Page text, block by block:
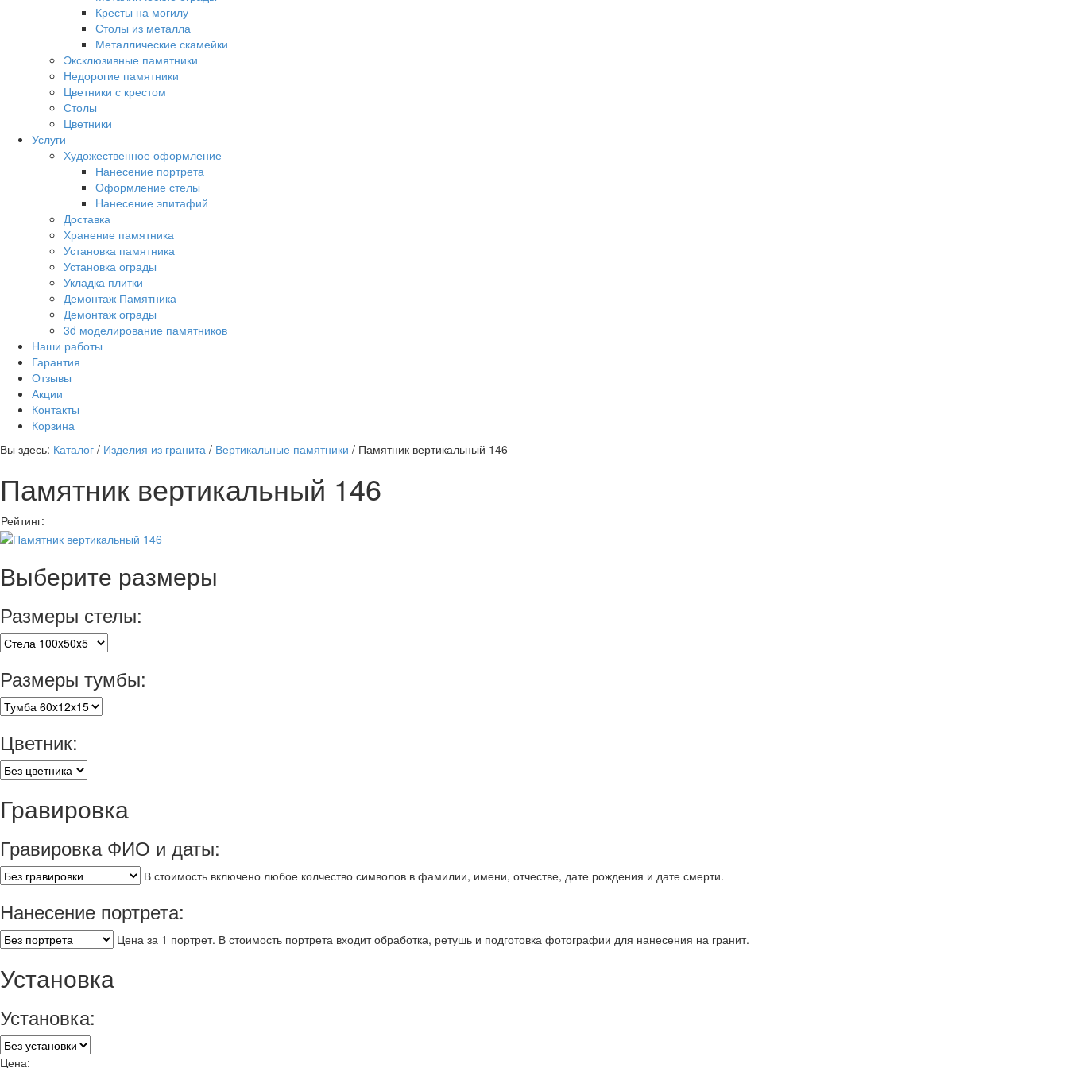
Кресты на могилу
Столы из металла
Металлические скамейки
Эксклюзивные памятники
Недорогие памятники
Цветники с крестом
Столы
Цветники
Услуги
Художественное оформление
Нанесение портрета
Оформление стелы
Нанесение эпитафий
Доставка
Хранение памятника
Установка памятника
Установка ограды
Укладка плитки
Демонтаж Памятника
Демонтаж ограды
3d моделирование памятников
Наши работы
Гарантия
Отзывы
Акции
Контакты
Корзина
Вы здесь: Каталог / Изделия из гранита / Вертикальные памятники / Памятник вертикальный 146
Памятник вертикальный 146
Рейтинг:
Выберите размеры
Размеры стелы:
Размеры тумбы:
Цветник:
Гравировка
Гравировка ФИО и даты:
В стоимость включено любое колчество символов в фамилии, имени, отчестве, дате рождения и дате смерти.
Нанесение портрета:
Цена за 1 портрет. В стоимость портрета входит обработка, ретушь и подготовка фотографии для нанесения на гранит.
Установка
Установка:
Цена: